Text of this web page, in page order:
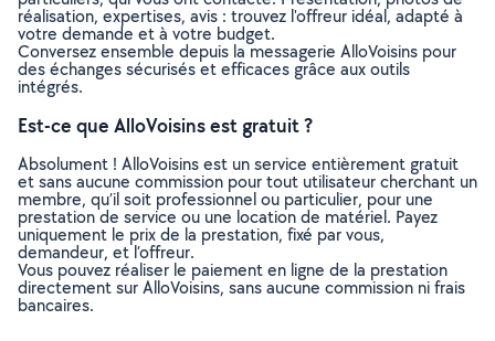
réalisation, expertises, avis : trouvez l'offreur idéal, adapté à
votre demande et à votre budget.
Conversez ensemble depuis la messagerie AlloVoisins pour
des échanges sécurisés et efficaces grâce aux outils
intégrés.
Est-ce que AlloVoisins est gratuit ?
Absolument ! AlloVoisins est un service entièrement gratuit
et sans aucune commission pour tout utilisateur cherchant un
membre, qu’il soit professionnel ou particulier, pour une
prestation de service ou une location de matériel. Payez
uniquement le prix de la prestation, fixé par vous,
demandeur, et l’offreur.
Vous pouvez réaliser le paiement en ligne de la prestation
directement sur AlloVoisins, sans aucune commission ni frais
bancaires.